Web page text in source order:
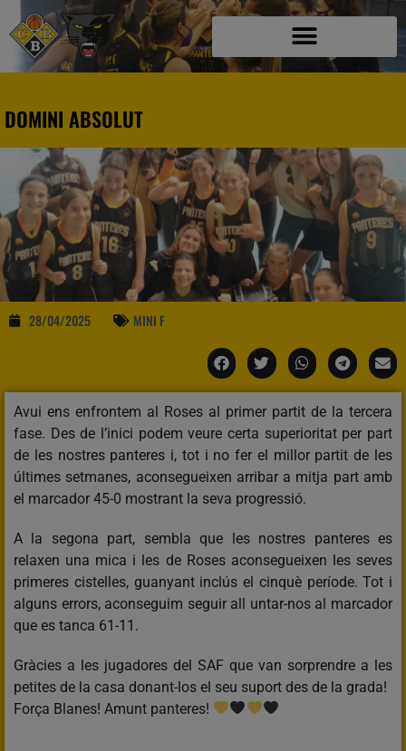
DOMINI ABSOLUT
28/04/2025 MINI F
Avui ens enfrontem al Roses al primer partit de la tercera
fase. Des de l’inici podem veure certa superioritat per part
de les nostres panteres i, tot i no fer el millor partit de les
últimes setmanes, aconsegueixen arribar a mitja part amb
el marcador 45-0 mostrant la seva progressió.
A la segona part, sembla que les nostres panteres es
relaxen una mica i les de Roses aconsegueixen les seves
primeres cistelles, guanyant inclús el cinquè període. Tot i
alguns errors, aconseguim seguir all untar-nos al marcador
que es tanca 61-11.
Gràcies a les jugadores del SAF que van sorprendre a les
petites de la casa donant-los el seu suport des de la grada!
Força Blanes! Amunt panteres!